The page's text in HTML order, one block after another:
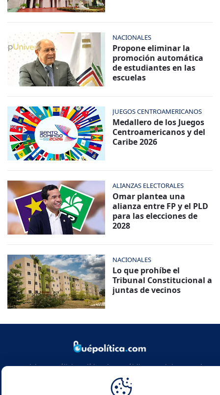
NACIONALES
Propone eliminar la
promoción automática
de estudiantes en las
escuelas
JUEGOS CENTROAMERICANOS
Medallero de los Juegos
Centroamericanos y del
Caribe 2026
ALIANZAS ELECTORALES
Omar plantea una
alianza entre FP y el PLD
para las elecciones de
2028
NACIONALES
Lo que prohíbe el
Tribunal Constitucional a
juntas de vecinos
Noticias y análisis político de República Dominicana y el
mundo. Infórmate con rigor, actualidad y las claves de la
política global.